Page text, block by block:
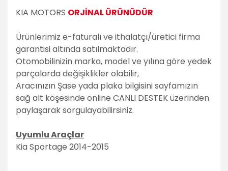
KIA MOTORS ORJİNAL ÜRÜNÜDÜR
Ürünlerimiz e-faturalı ve ithalatçı/üretici firma
garantisi altında satılmaktadır.
Otomobilinizin marka, model ve yılına göre yedek
parçalarda değişiklikler olabilir,
Aracınızın Şase yada plaka bilgisini sayfamızın
sağ alt köşesinde online CANLI DESTEK üzerinden
paylaşarak sorgulayabilirsiniz.
Uyumlu Araçlar
Kia Sportage 2014-2015